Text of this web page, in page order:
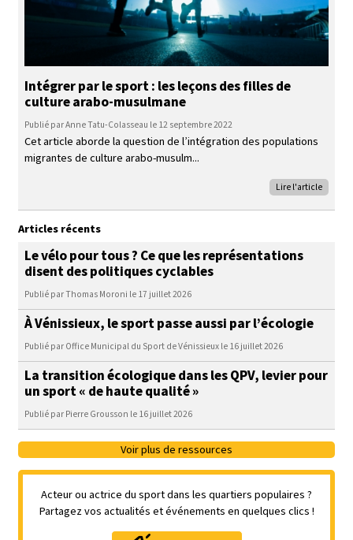
Intégrer par le sport : les leçons des filles de
culture arabo-musulmane
Publié par Anne Tatu-Colasseau le 12 septembre 2022
Cet article aborde la question de l’intégration des populations
migrantes de culture arabo-musulm
Lire l'article
Articles récents
Le vélo pour tous ? Ce que les représentations
disent des politiques cyclables
Publié par Thomas Moroni le 17 juillet 2026
À Vénissieux, le sport passe aussi par l’écologie
Publié par Office Municipal du Sport de Vénissieux le 16 juillet 2026
La transition écologique dans les QPV, levier pour
un sport « de haute qualité »
Publié par Pierre Grousson le 16 juillet 2026
Voir plus de ressources
Acteur ou actrice du sport dans les quartiers populaires ?
Partagez vos actualités et événements en quelques clics !